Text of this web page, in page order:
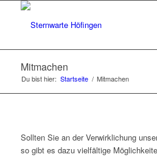
Mitmachen
Du bist hier: Startseite / Mitmachen
Sollten Sie an der Verwirklichung
so gibt es dazu vielfältige